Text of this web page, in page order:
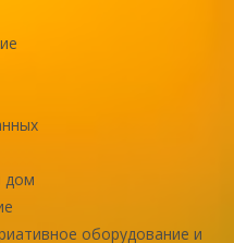
дом
оборудование и